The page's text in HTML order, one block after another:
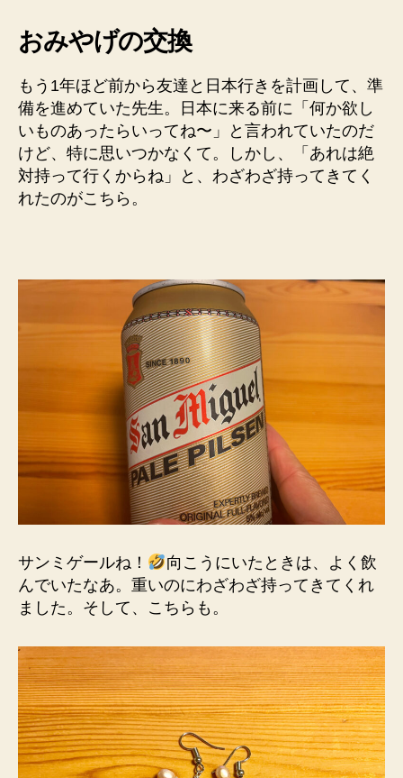
おみやげの交換
もう1年ほど前から友達と日本行きを計画して、準
備を進めていた先生。日本に来る前に「何か欲し
いものあったらいってね〜」と言われていたのだ
けど、特に思いつかなくて。しかし、「あれは絶
対持って行くからね」と、わざわざ持ってきてく
れたのがこちら。
サンミゲールね！
向こうにいたときは、よく飲
んでいたなあ。重いのにわざわざ持ってきてくれ
ました。そして、こちらも。